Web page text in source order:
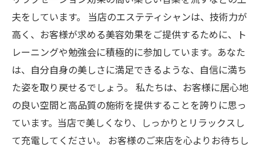
夫をしています。 当店のエステティシャンは、技術力が
高く、お客様が求める美容効果をご提供するために、ト
レーニングや勉強会に積極的に参加しています。あなた
は、自分自身の美しさに満足できるような、自信に満ち
た姿を取り戻せるでしょう。 私たちは、お客様に居心地
の良い空間と高品質の施術を提供することを誇りに思っ
ています。当店で美しくなり、しっかりとリラックスし
て充電してください。 お客様のご来店を心よりお待ちし